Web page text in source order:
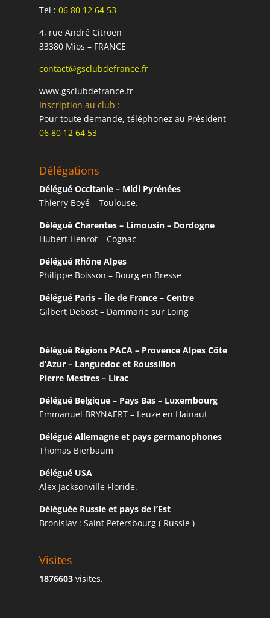
Tel : 06 80 12 64 53
4, rue André Citroën
33380 Mios – FRANCE
contact@gsclubdefrance.fr
www.gsclubdefrance.fr
Inscription au club :
Pour toute demande, téléphonez au Président
06 80 12 64 53
Délégations
Délégué Occitanie – Midi Pyrénées
Thierry Boyé – Toulouse.
Délégué Charentes – Limousin – Dordogne
Hubert Henrot – Cognac
Délégué Rhône Alpes
Philippe Boisson – Bourg en Bresse
Délégué Paris – Île de France – Centre
Gilbert Debost – Dammarie sur Loing
Délégué Régions PACA – Provence Alpes Côte
d’Azur – Languedoc et Roussillon
Pierre Mestres – Lirac
Délégué Belgique – Pays Bas – Luxembourg
Emmanuel BRYNAERT – Leuze en Hainaut
Délégué Allemagne et pays germanophones
Thomas Bierbaum
Délégué USA
Alex Jacksonville Floride.
Déléguée Russie et pays de l’Est
Bronislav : Saint Petersbourg ( Russie )
Visites
1876603visites.